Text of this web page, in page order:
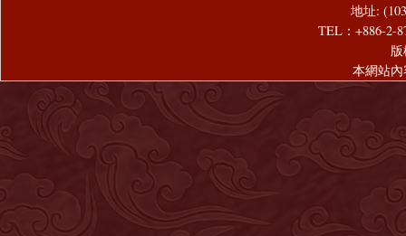
地址:
TEL：+886-2-
本網站